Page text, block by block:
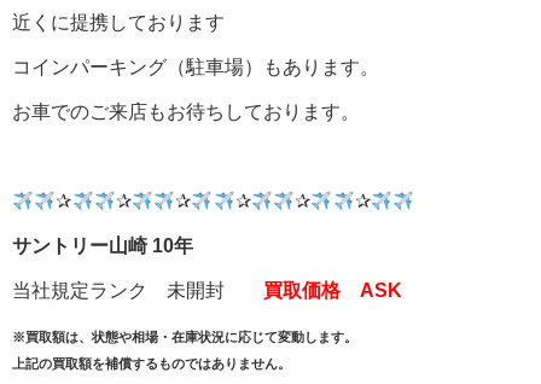
近くに提携しております
コインパーキング（駐車場）もあります。
お車でのご来店もお待ちしております。
✰ ✰ ✰ ✰ ✰ ✰
サントリー山崎 10年
当社規定ランク 未開封 買取価格 ASK
※買取額は、状態や相場・在庫状況に応じて変動します。
上記の買取額を補償するものではありません。